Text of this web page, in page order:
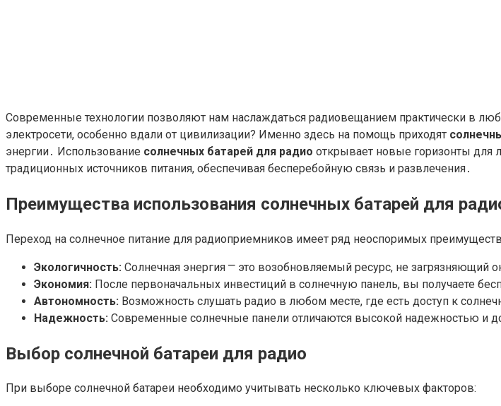
Современные технологии позволяют нам наслаждаться радиовещанием практически в
электросети, особенно вдали от цивилизации? Именно здесь на помощь приходят
энергии․ Использование солнечных батарей для радио открывает новые горизонты для
традиционных источников питания, обеспечивая бесперебойную связь и развлечения․
Преимущества использования солнечных батарей для
Переход на солнечное питание для радиоприемников имеет ряд неоспоримых
Экологичность: Солнечная энергия ⎻ это возобновляемый ресурс, не загрязняющий
Экономия: После первоначальных инвестиций в солнечную панель, вы получаете
Автономность: Возможность слушать радио в любом месте, где есть доступ к
Надежность: Современные солнечные панели отличаются высокой надежностью и
Выбор солнечной батареи для радио
При выборе солнечной батареи необходимо учитывать несколько ключевых факторов: